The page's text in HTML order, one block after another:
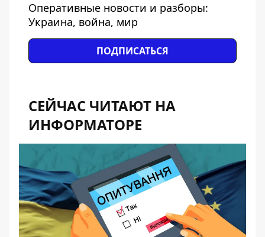
Оперативные новости и разборы:
Украина, война, мир
ПОДПИСАТЬСЯ
СЕЙЧАС ЧИТАЮТ НА
ИНФОРМАТОРЕ